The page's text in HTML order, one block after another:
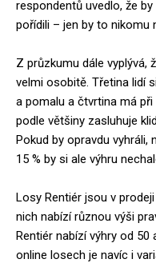
respondentů uvedlo, že
pořídili – jen by to nikomu
Z průzkumu dále vyplývá,
velmi osobitě. Třetina lidí
a pomalu a čtvrtina má
podle většiny zasluhuje
Pokud by opravdu vyhráli,
15 % by si ale výhru
Losy Rentiér jsou v
nich nabízí různou výši
Rentiér nabízí výhry od
online losech je navíc i